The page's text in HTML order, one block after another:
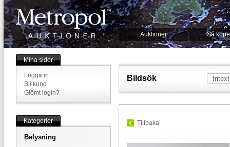
Auktioner Så
Mina sidor
Logga in
Bli kund
Glömt login?
Kategorier
Belysning
Bildsök
Tillbaka